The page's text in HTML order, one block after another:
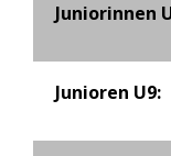
Juniorinnen
Junioren U9: